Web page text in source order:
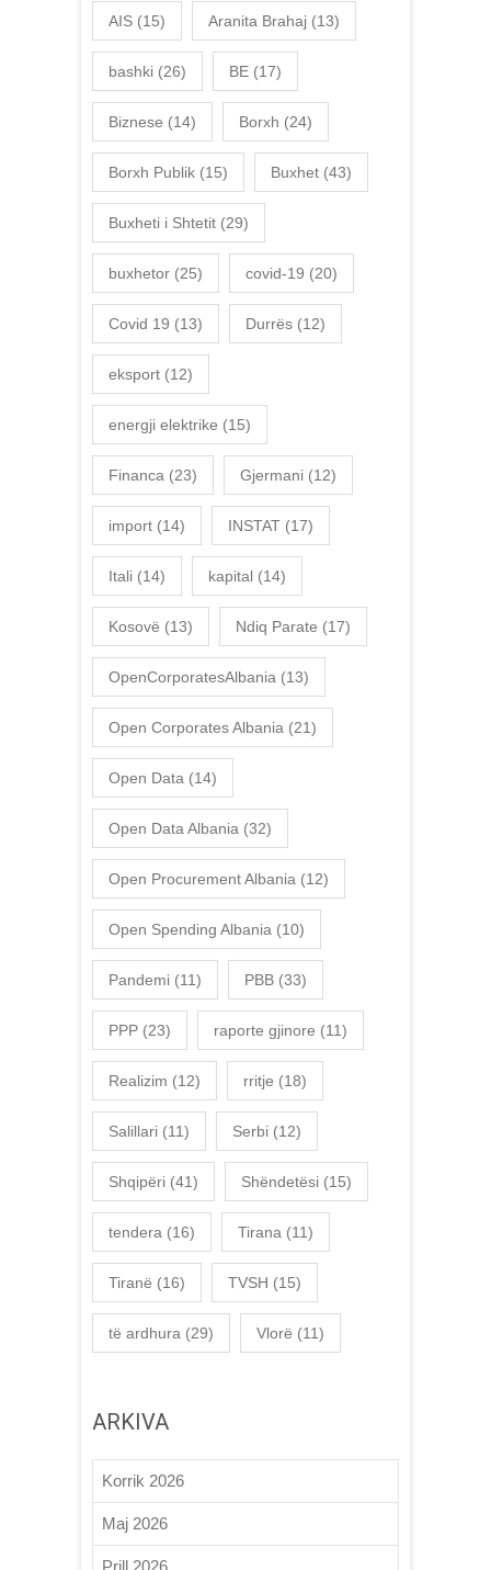
AIS (15) Aranita Brahaj (13)
bashki (26) BE (17)
Biznese (14) Borxh (24)
Borxh Publik (15) Buxhet (43)
Buxheti i Shtetit (29)
buxhetor (25) covid-19 (20)
Covid 19 (13) Durrës (12)
eksport (12)
energji elektrike (15)
Financa (23) Gjermani (12)
import (14) INSTAT (17)
Itali (14) kapital (14)
Kosovë (13) Ndiq Parate (17)
OpenCorporatesAlbania (13)
Open Corporates Albania (21)
Open Data (14)
Open Data Albania (32)
Open Procurement Albania (12)
Open Spending Albania (10)
Pandemi (11) PBB (33)
PPP (23) raporte gjinore (11)
Realizim (12) rritje (18)
Salillari (11) Serbi (12)
Shqipëri (41) Shëndetësi (15)
tendera (16) Tirana (11)
Tiranë (16) TVSH (15)
të ardhura (29) Vlorë (11)
ARKIVA
Korrik 2026
Maj 2026